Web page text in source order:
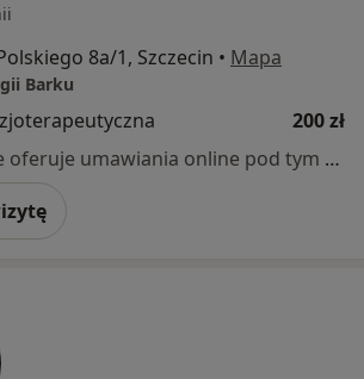
8a/1, Szczecin • Mapa
Barku
200 zł
Specjalista nie oferuje umawiania online pod tym adresem.